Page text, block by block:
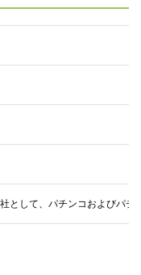
として、パチンコおよびパ